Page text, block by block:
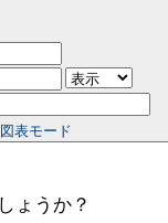
図表モード